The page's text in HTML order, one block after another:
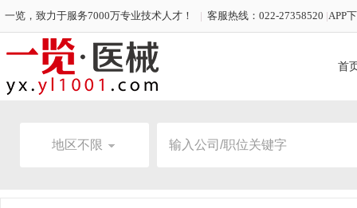
一览，致力于服务7000万专业技术人才！ | 客服热线：022-27358520 |APP
首
地区不限